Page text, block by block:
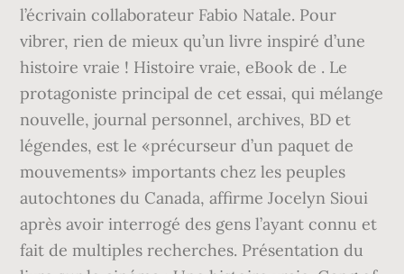
l’écrivain collaborateur Fabio Natale. Pour
vibrer, rien de mieux qu’un livre inspiré d’une
histoire vraie ! Histoire vraie, eBook de . Le
protagoniste principal de cet essai, qui mélange
nouvelle, journal personnel, archives, BD et
légendes, est le «précurseur d’un paquet de
mouvements» importants chez les peuples
autochtones du Canada, affirme Jocelyn Sioui
après avoir interrogé des gens l’ayant connu et
fait de multiples recherches. Présentation du